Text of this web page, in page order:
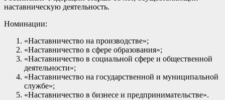
наставническую деятельность.
Номинации:
«Наставничество на производстве»;
«Наставничество в сфере образования»;
«Наставничество в социальной сфере и общественной
деятельности»;
«Наставничество на государственной и муниципальной
службе»;
«Наставничество в бизнесе и предпринимательстве».